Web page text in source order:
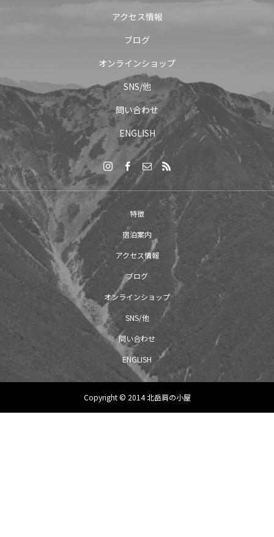
アクセス情報
ブログ
オンラインショップ
SNS/他
問い合わせ
ENGLISH
特徴
宿泊案内
アクセス情報
ブログ
オンラインショップ
SNS/他
問い合わせ
ENGLISH
Copyright © 2014 北岳肩の小屋